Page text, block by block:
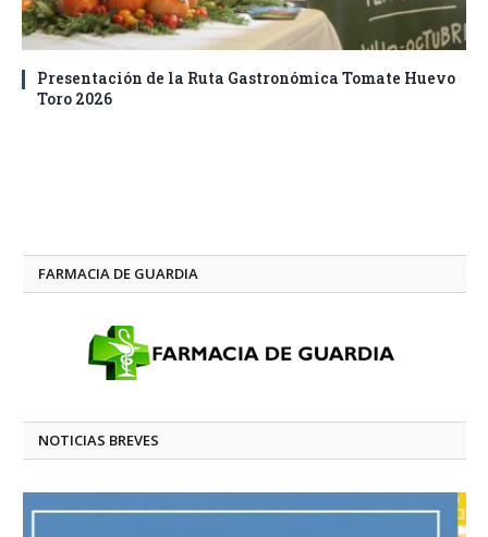
Presentación de la Ruta Gastronómica Tomate Huevo
Toro 2026
FARMACIA DE GUARDIA
NOTICIAS BREVES